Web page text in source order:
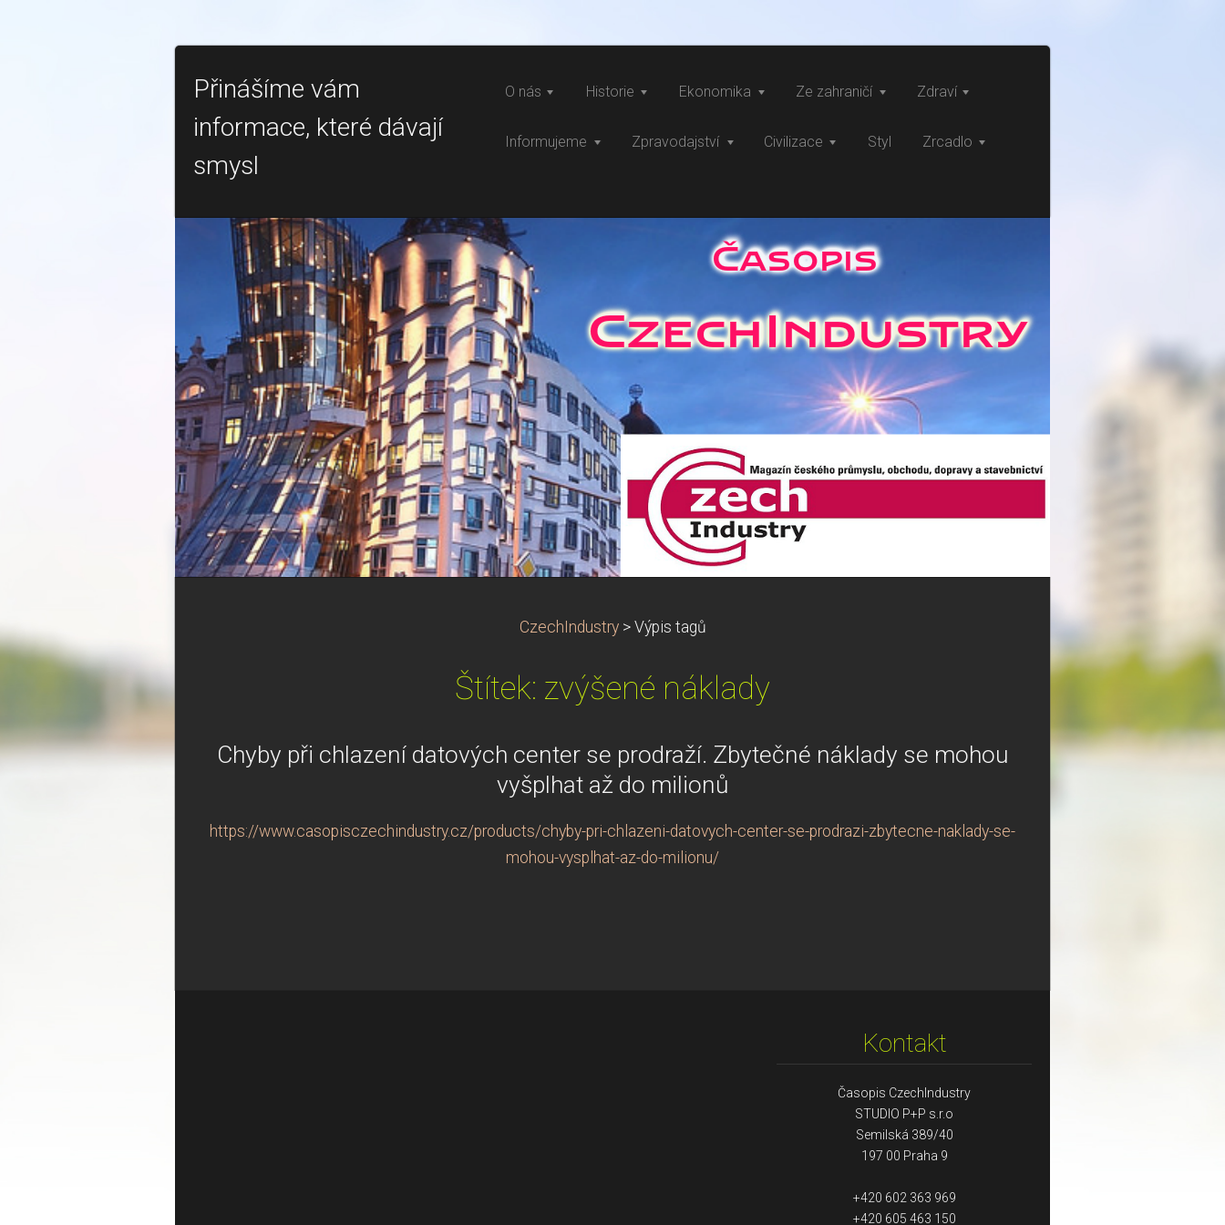
Přinášíme vám
informace, které dávají
smysl
O nás Historie Ekonomika Ze zahraničí Zdraví
Informujeme Zpravodajství Civilizace Styl Zrcadlo
CzechIndustry > Výpis tagů
Štítek: zvýšené náklady
Chyby při chlazení datových center se prodraží. Zbytečné náklady se mohou
vyšplhat až do milionů
https://www.casopisczechindustry.cz/products/chyby-pri-chlazeni-datovych-center-se-prodrazi-zbytecne-naklady-se-
mohou-vysplhat-az-do-milionu/
Kontakt
Časopis CzechIndustry
STUDIO P+P s.r.o
Semilská 389/40
197 00 Praha 9
+420 602 363 969
+420 605 463 150